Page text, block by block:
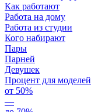
Как работают
Работа на дому
Работа из студии
Кого набирают
Пары
Парней
Девушек
Процент для моделей
от 50%
—